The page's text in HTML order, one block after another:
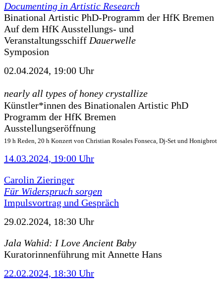
Documenting in Artistic Research
Binational Artistic PhD-Programm der HfK Bremen
Auf dem HfK Ausstellungs- und
Veranstaltungsschiff Dauerwelle
Symposion
02.04.2024, 19:00 Uhr
nearly all types of honey crystallize
Künstler*innen des Binationalen Artistic PhD
Programm der HfK Bremen
Ausstellungseröffnung
19 h Reden, 20 h Konzert von Christian Rosales Fonseca, Dj-Set und Honigbrot
14.03.2024, 19:00 Uhr
Carolin Zieringer
Für Widerspruch sorgen
Impulsvortrag und Gespräch
29.02.2024, 18:30 Uhr
Jala Wahid: I Love Ancient Baby
Kuratorinnenführung mit Annette Hans
22.02.2024, 18:30 Uhr